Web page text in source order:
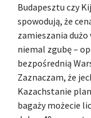
Budapesztu czy
spowodują, że
zamieszania dużo
niemal zgubę –
bezpośrednią
Zaznaczam, że
Kazachstanie
bagaży możecie